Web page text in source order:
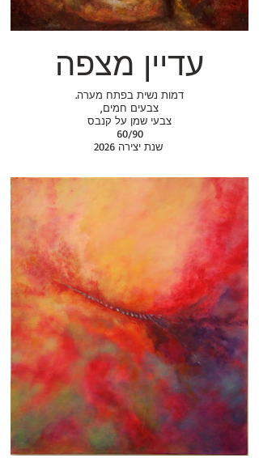
עדיין מצפה
.דמות נשית בפתח מערה
,צבעים חמים
צבעי שמן על קנבס
60/90
שנת יצירה 2026